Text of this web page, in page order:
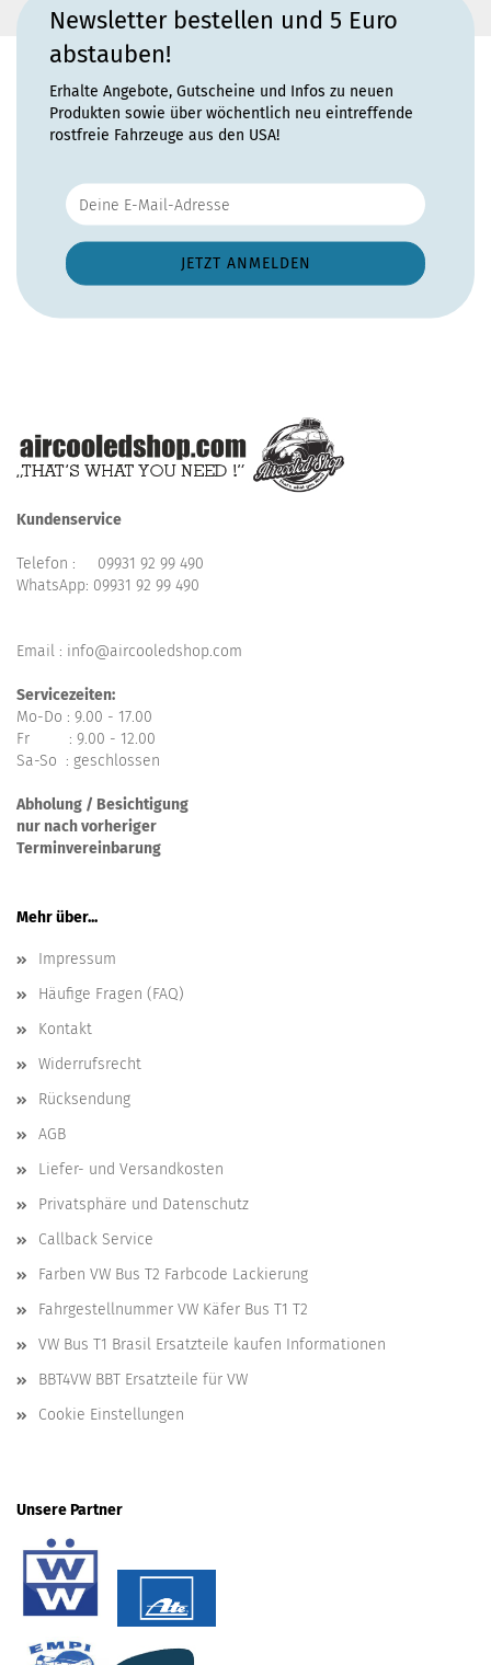
Newsletter bestellen und 5 Euro
abstauben!
Erhalte Angebote, Gutscheine und Infos zu neuen
Produkten sowie über wöchentlich neu eintreffende
rostfreie Fahrzeuge aus den USA!
Kundenservice
Telefon : 09931 92 99 490
WhatsApp: 09931 92 99 490
Email : info@aircooledshop.com
Servicezeiten:
Mo-Do : 9.00 - 17.00
Fr : 9.00 - 12.00
Sa-So : geschlossen
Abholung / Besichtigung
nur nach vorheriger
Terminvereinbarung
Mehr über...
Impressum
Häufige Fragen (FAQ)
Kontakt
Widerrufsrecht
Rücksendung
AGB
Liefer- und Versandkosten
Privatsphäre und Datenschutz
Callback Service
Farben VW Bus T2 Farbcode Lackierung
Fahrgestellnummer VW Käfer Bus T1 T2
VW Bus T1 Brasil Ersatzteile kaufen Informationen
BBT4VW BBT Ersatzteile für VW
Cookie Einstellungen
Unsere Partner